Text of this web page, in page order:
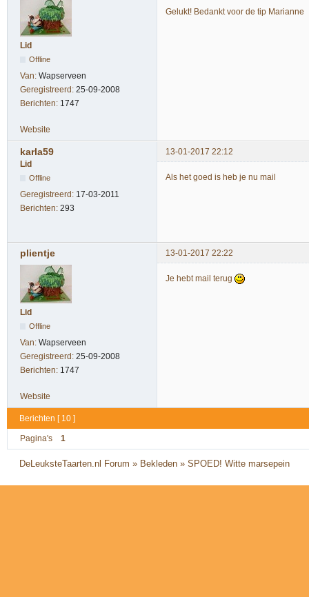
Lid
Offline
Van: Wapserveen
Geregistreerd: 25-09-2008
Berichten: 1747
Gelukt! Bedankt voor de tip Marianne
Website
karla59
13-01-2017 22:12
Lid
Offline
Geregistreerd: 17-03-2011
Berichten: 293
Als het goed is heb je nu mail
plientje 13-01-2017 22:22
Lid
Offline
Van: Wapserveen
Geregistreerd: 25-09-2008
Berichten: 1747
Je hebt mail terug
Website
Berichten [ 10 ]
Pagina's 1
DeLeuksteTaarten.nl Forum » Bekleden »SPOED! Witte marsepein